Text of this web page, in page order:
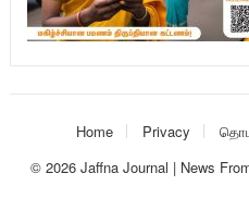
Home Privacy
© 2026 Jaffna Journal | News